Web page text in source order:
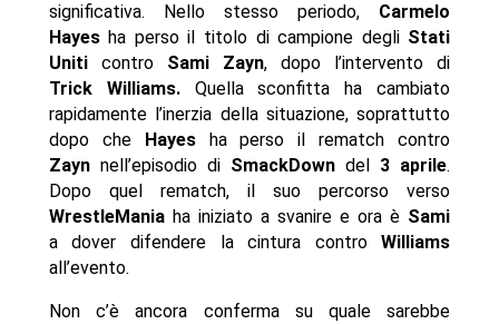
significativa. Nello stesso periodo, Carmelo
Hayesha perso il titolo di campione degli Stati
UniticontroSami Zayn, dopo l’intervento di
Trick Williams.Quella sconfitta ha cambiato
rapidamente l’inerzia della situazione, soprattutto
dopo che
Hayesha perso il rematch contro
Zaynnell’episodio di SmackDown del 3 aprile.
Dopo quel rematch, il suo percorso verso
WrestleManiaha iniziato a svanire e ora è Sami
a dover difendere la cintura controWilliams
all’evento.
Non c’è ancora conferma su quale sarebbe